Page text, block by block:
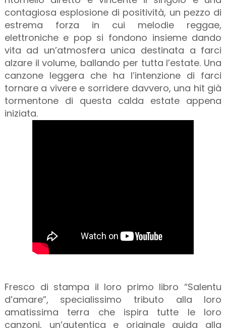
contagiosa esplosione di positività, un pezzo di
estrema forza in cui melodie reggae,
elettroniche e pop si fondono insieme dando
vita ad un’atmosfera unica destinata a farci
alzare il volume, ballando per tutta l’estate. Una
canzone leggera che ha l’intenzione di farci
tornare a vivere e sorridere davvero, una hit già
tormentone di questa calda estate appena
iniziata.
Fresco di stampa il loro primo libro “Salentu
d’amare”, specialissimo tributo alla loro
amatissima terra che ispira tutte le loro
canzoni, un’autentica e originale guida alla